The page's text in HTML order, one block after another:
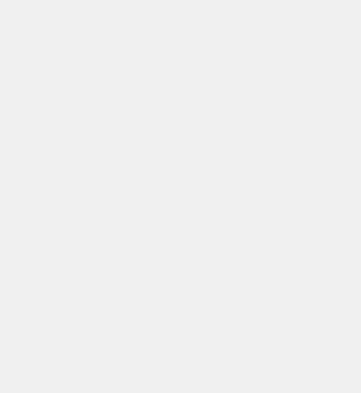
合おう」 教育のキーワード「まごころ」（あいさつ・歩